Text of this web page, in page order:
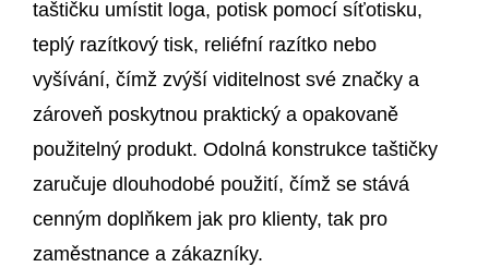
taštičku umístit loga, potisk pomocí síťotisku,
teplý razítkový tisk, reliéfní razítko nebo
vyšívání, čímž zvýší viditelnost své značky a
zároveň poskytnou praktický a opakovaně
použitelný produkt. Odolná konstrukce taštičky
zaručuje dlouhodobé použití, čímž se stává
cenným doplňkem jak pro klienty, tak pro
zaměstnance a zákazníky.